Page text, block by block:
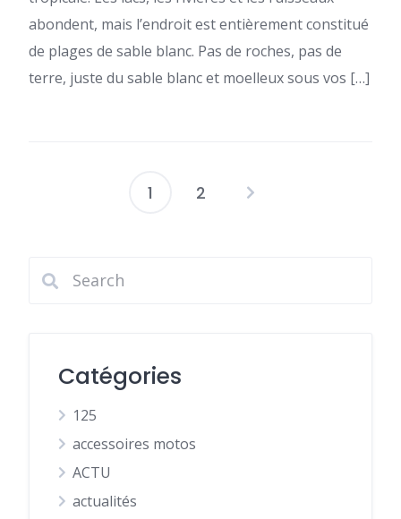
abondent, mais l’endroit est entièrement constitué
de plages de sable blanc. Pas de roches, pas de
terre, juste du sable blanc et moelleux sous vos […]
Pagination
1 2
Catégories
125
accessoires motos
ACTU
actualités